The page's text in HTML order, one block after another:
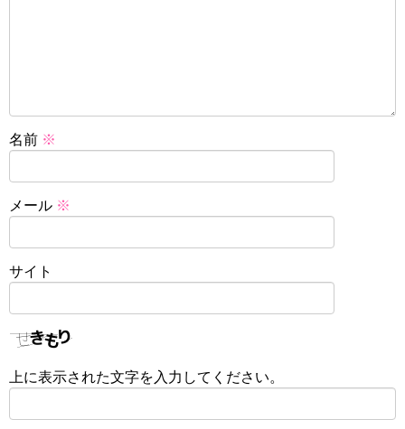
名前 ※
メール ※
サイト
上に表示された文字を入力してください。